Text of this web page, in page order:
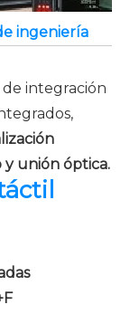
ingeniería
integración
y unión óptica.